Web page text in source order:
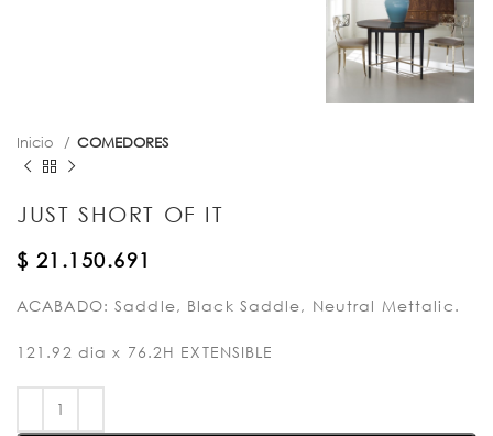
Inicio COMEDORES
JUST SHORT OF IT
$ 21.150.691
ACABADO: Saddle, Black Saddle, Neutral Mettalic.
121.92 dia x 76.2H EXTENSIBLE